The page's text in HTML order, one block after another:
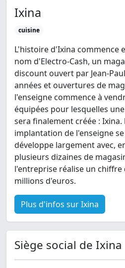
Ixina
cuisine
L'histoire d'Ixina commence
nom d'Electro-Cash, un
discount ouvert par Jean-
années et ouvertures de
l'enseigne commence à
équipées pour lesquelles
sera finalement créée : Ixina.
implantation de l'enseigne
développe largement avec,
plusieurs dizaines de
l'entreprise réalise un chiffre
millions d'euros.
Plus d'infos sur Ixina
Siège social de Ixina